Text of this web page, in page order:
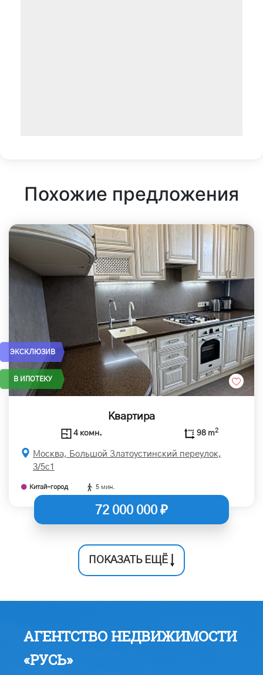
Похожие предложения
ЭКСКЛЮЗИВ
В ИПОТЕКУ
Квартира
4 комн. 98 m2
Москва, Большой Златоустинский переулок,
3/5с1
Китай-город 5 мин.
72 000 000 ₽
ПОКАЗАТЬ ЕЩЁ
АГЕНТСТВО НЕДВИЖИМОСТИ
«РУСЬ»